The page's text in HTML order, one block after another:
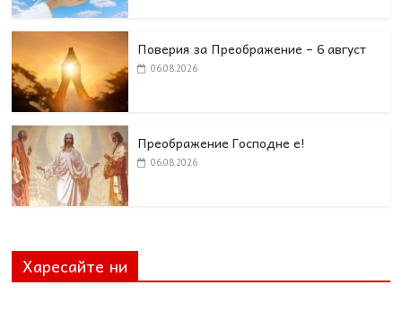
Поверия за Преображение – 6 август
06.08.2026
Преображение Господне е!
06.08.2026
Харесайте ни